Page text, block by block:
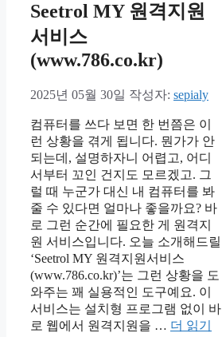
Seetrol MY 원격지원
서비스
(www.786.co.kr)
2025년 05월 30일 작성자: sepialy
컴퓨터를 쓰다 보면 한 번쯤은 이
런 상황을 겪게 됩니다. 뭔가가 안
되는데, 설명하자니 어렵고, 어디
서부터 꼬인 건지도 모르겠고. 그
럴 때 누군가 대신 내 컴퓨터를 봐
줄 수 있다면 얼마나 좋을까요? 바
로 그런 순간에 필요한 게 원격지
원 서비스입니다. 오늘 소개해드릴
‘Seetrol MY 원격지원서비스
(www.786.co.kr)’는 그런 상황을 도
와주는 꽤 실용적인 도구예요. 이
서비스는 설치형 프로그램 없이 바
로 웹에서 원격지원을 … 더 읽기